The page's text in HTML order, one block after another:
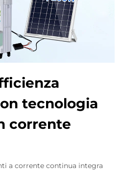
tecnologia
corrente
a corrente continua integra